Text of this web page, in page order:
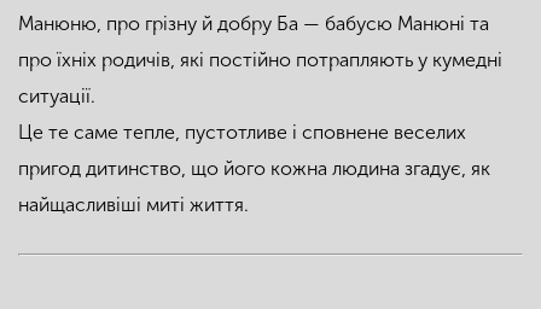
Манюню, про грізну й добру Ба — бабусю Манюні та
про їхніх родичів, які постійно потрапляють у кумедні
ситуації.
Це те саме тепле, пустотливе і сповнене веселих
пригод дитинство, що його кожна людина згадує, як
найщасливіші миті життя.